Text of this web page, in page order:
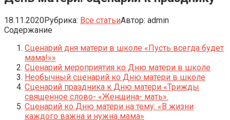
18.11.2020Рубрика: Все статьиАвтор: admin
Содержание
Сценарий дня матери в школе «Пусть всегда будет
мама!»»
Сценарий мероприятия ко Дню матери в школе
Необычный сценарий ко Дню матери в школе
Сценарий праздника к Дню матери «Трижды
священное слово- «Женщина- мать».
Сценарий ко Дню матери на тему: «В жизни
каждого важна и нужна мама»